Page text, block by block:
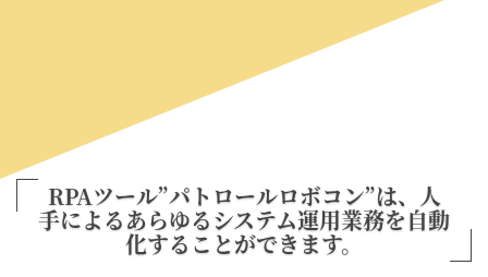
RPAツール”パトロールロボコン”は、 人
手によるあらゆるシステム運用業務を自動
化することができます。